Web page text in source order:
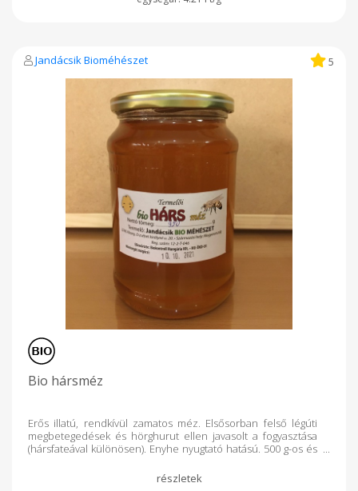
Jandácsik Bioméhészet 5
Bio hársméz
Erős illatú, rendkívül zamatos méz. Elsősorban felső légúti
megbetegedések és hörghurut ellen javasolt a fogyasztása
(hársfateával különösen). Enyhe nyugtató hatású. 500 g-os és
25 ill. 50 Ft/db áron beszámítjuk a következő vásárláskor.